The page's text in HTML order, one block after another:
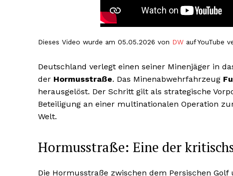
Dieses Video wurde am 05.05.2026 von DW auf YouTube
Deutschland verlegt einen seiner Minenjäger in
der Hormusstraße. Das Minenabwehrfahrzeug
herausgelöst. Der Schritt gilt als strategische
Beteiligung an einer multinationalen Operation
Welt.
Hormusstraße: Eine der
Die Hormusstraße zwischen dem Persischen